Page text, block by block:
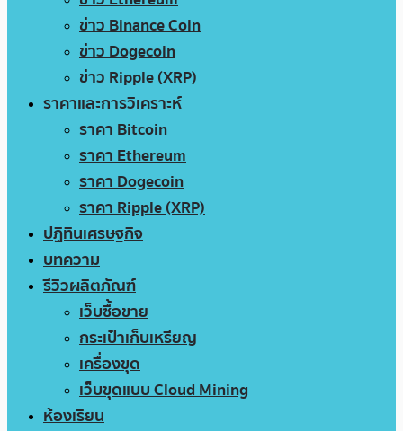
ข่าว Binance Coin
ข่าว Dogecoin
ข่าว Ripple (XRP)
ราคาและการวิเคราะห์
ราคา Bitcoin
ราคา Ethereum
ราคา Dogecoin
ราคา Ripple (XRP)
ปฏิทินเศรษฐกิจ
บทความ
รีวิวผลิตภัณฑ์
เว็บซื้อขาย
กระเป๋าเก็บเหรียญ
เครื่องขุด
เว็บขุดแบบ Cloud Mining
ห้องเรียน